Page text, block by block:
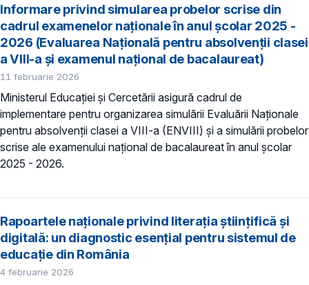
Informare privind simularea probelor scrise din
cadrul examenelor naționale în anul școlar 2025 -
2026 (Evaluarea Națională pentru absolvenții clasei
a VIII-a și examenul național de bacalaureat)
11 februarie 2026
Ministerul Educației și Cercetării asigură cadrul de
implementare pentru organizarea simulării Evaluării Naționale
pentru absolvenții clasei a VIII-a (ENVIII) și a simulării probelor
scrise ale examenului național de bacalaureat în anul școlar
2025 - 2026.
Rapoartele naționale privind literația științifică și
digitală: un diagnostic esențial pentru sistemul de
educație din România
4 februarie 2026